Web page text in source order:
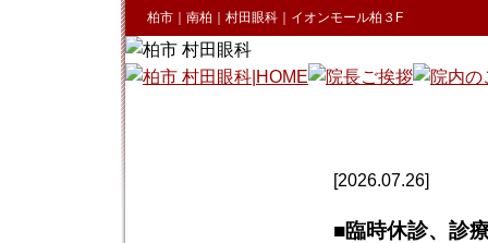
柏市｜南柏｜村田眼科｜イオンモール柏３F
[2026.07.26]
■臨時休診、診